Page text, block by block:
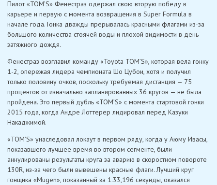
Пилот «TOM’S» Фенестраз одержал свою вторую победу в
карьере и первую с момента возвращения в Super Formula в
начале года. Гонка дважды прерывалась красными флагами из-за
большого количества стоячей воды и плохой видимости в день
затяжного дождя.
Фенестраз возглавил команду «Toyota TOM’S», которая вела гонку
1-2, опережая лидера чемпионата Шо Цубои, хотя и получил
только половину очков, поскольку требуемая дистанция — 75
процентов от изначально запланированных 36 кругов — не была
пройдена. Это первый дубль «TOM’S» с момента стартовой гонки
2015 года, когда Андре Лоттерер лидировал перед Казуки
Накаджимой.
«TOM’S» унаследовал локаут в первом ряду, когда у Аюму Ивасы,
показавшего лучшее время во втором сегменте, были
аннулированы результаты круга за аварию в скоростном повороте
130R, из-за чего были вывешены красные флаги. Лучший круг
гонщика «Mugen», показанный за 1.33,196 секунды, оказался